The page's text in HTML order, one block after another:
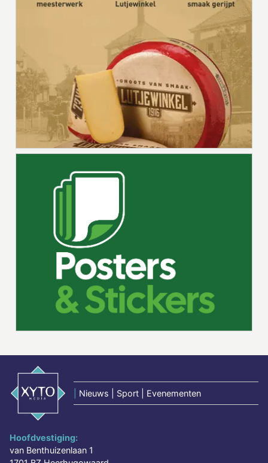
Nieuws | Sport | Evenementen
Hoofdvestiging:
van Benthuizenlaan 1